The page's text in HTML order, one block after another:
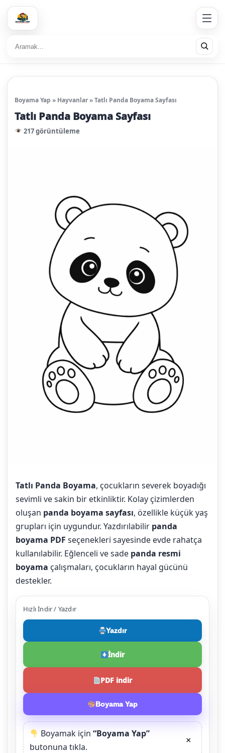
Boyama Yap » Hayvanlar»Tatlı Panda Boyama Sayfası
Tatlı Panda Boyama Sayfası
217 görüntüleme
Tatlı Panda Boyama, çocukların severek boyadığı
sevimli ve sakin bir etkinliktir. Kolay çizimlerden
oluşan panda boyama sayfası, özellikle küçük yaş
grupları için uygundur. Yazdırılabilir panda
boyama PDF seçenekleri sayesinde evde rahatça
kullanılabilir. Eğlenceli ve sade panda resmi
boyama çalışmaları, çocukların hayal gücünü
destekler.
Hızlı İndir / Yazdır
Yazdır
İndir
PDF indir
Boyama Yap
Boyamak için“Boyama Yap”
butonuna tıkla.
×